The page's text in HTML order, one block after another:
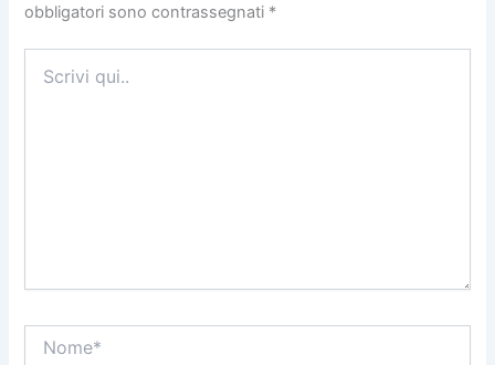
obbligatori sono contrassegnati *
qui..